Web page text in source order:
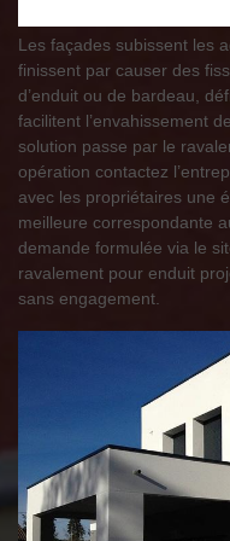
Les façades subissent les
finissent par causer des
d’enduit ou de bardeau,
facilitent l’envahissement
solution passe par le
opération contactez
avec les propriétaires une
meilleure correspondante
demande formulée via le
ravalement pour enduit
sans engagement.